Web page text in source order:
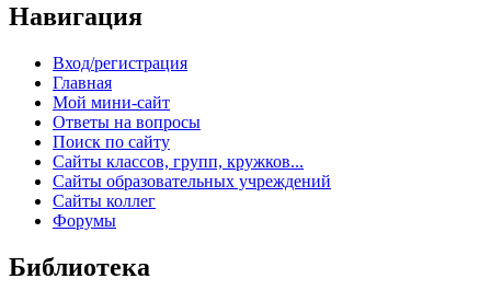
Навигация
Вход/регистрация
Главная
Мой мини-сайт
Ответы на вопросы
Поиск по сайту
Сайты классов, групп, кружков...
Сайты образовательных учреждений
Сайты коллег
Форумы
Библиотека